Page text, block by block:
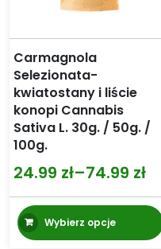
Carmagnola
Selezionata-
kwiatostany i liście
konopi Cannabis
Sativa L. 30g. / 50g. /
100g.
24.99 zł–74.99 zł
Zakres
cen:
od
Wybierz opcje